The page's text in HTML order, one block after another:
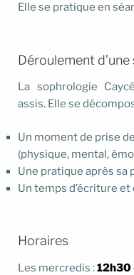
Elle se pratique en
Déroulement d’une
La sophrologie
assis. Elle se
Un moment de prise
(physique, mental,
Une pratique après sa
Un temps d’écriture et
Horaires
Les mercredis :12h30